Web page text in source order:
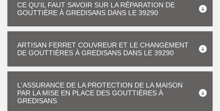
CE QU'IL FAUT SAVOIR SUR LA RÉPARATION DE
GOUTTIÈRE À GREDISANS DANS LE 39290
ARTISAN FERRET COUVREUR ET LE CHANGEMENT
DE GOUTTIÈRES À GREDISANS DANS LE 39290
L'ASSURANCE DE LA PROTECTION DE LA MAISON
PAR LA MISE EN PLACE DES GOUTTIÈRES À
GREDISANS